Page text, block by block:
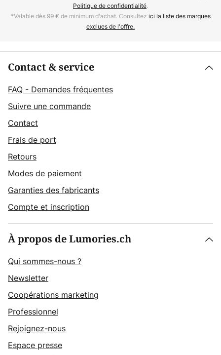
Politique de confidentialité.
*Valable dès 99 € de minimum d'achat. Consultez ici la liste des marques
exclues de l'offre.
Contact & service
FAQ - Demandes fréquentes
Suivre une commande
Contact
Frais de port
Retours
Modes de paiement
Garanties des fabricants
Compte et inscription
À propos de Lumories.ch
Qui sommes-nous ?
Newsletter
Coopérations marketing
Professionnel
Rejoignez-nous
Espace presse